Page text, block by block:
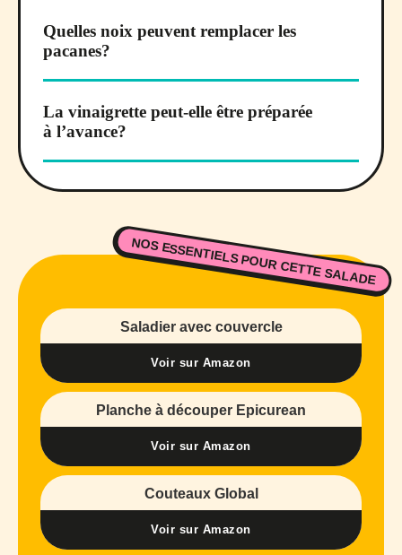
Quelles noix peuvent remplacer les
pacanes?
La vinaigrette peut-elle être préparée
à l’avance?
NOS ESSENTIELS POUR CETTE SALADE
Saladier avec couvercle
Voir sur Amazon
Planche à découper Epicurean
Voir sur Amazon
Couteaux Global
Voir sur Amazon